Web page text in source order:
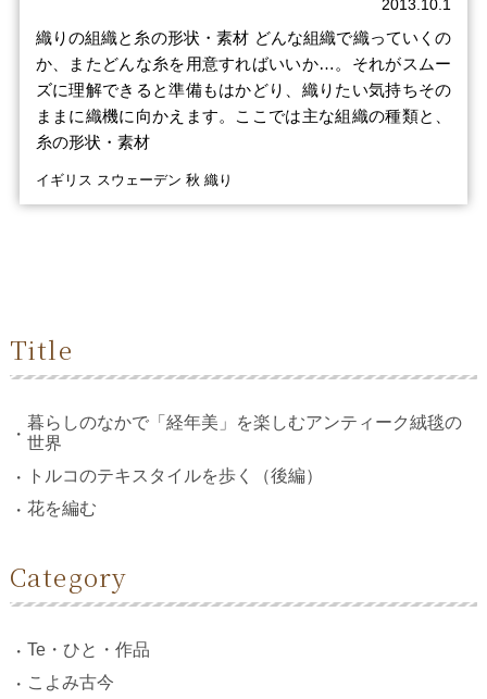
2013.10.1
織りの組織と糸の形状・素材 どんな組織で織っていくの
か、またどんな糸を用意すればいいか…。それがスムー
ズに理解できると準備もはかどり、織りたい気持ちその
ままに織機に向かえます。ここでは主な組織の種類と、
糸の形状・素材
イギリス スウェーデン 秋 織り
Title
暮らしのなかで「経年美」を楽しむアンティーク絨毯の
世界
トルコのテキスタイルを歩く（後編）
花を編む
Category
Te・ひと・作品
こよみ古今